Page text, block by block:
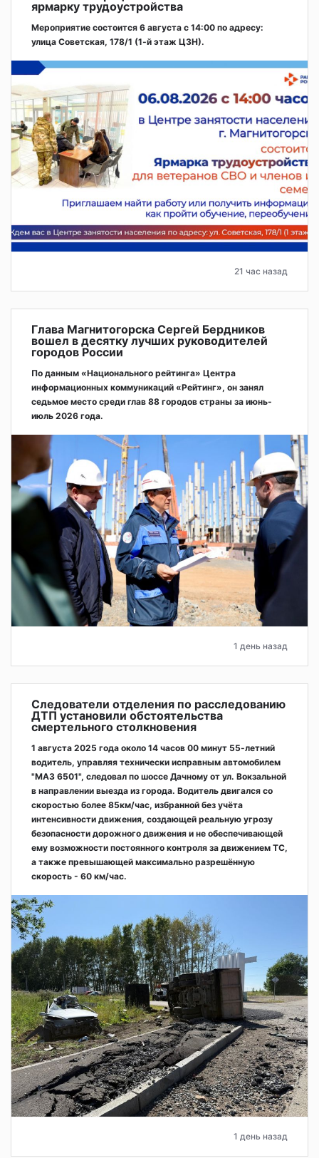
ярмарку трудоустройства
Мероприятие состоится 6 августа с 14:00 по адресу:
улица Советская, 178/1 (1‑й этаж ЦЗН).
21 час назад
Глава Магнитогорска Сергей Бердников
вошел в десятку лучших руководителей
городов России
По данным «Национального рейтинга» Центра
информационных коммуникаций «Рейтинг», он занял
седьмое место среди глав 88 городов страны за июнь-
июль 2026 года.
1 день назад
Следователи отделения по расследованию
ДТП установили обстоятельства
смертельного столкновения
1 августа 2025 года около 14 часов 00 минут 55-летний
водитель, управляя технически исправным автомобилем
"МАЗ 6501", следовал по шоссе Дачному от ул. Вокзальной
в направлении выезда из города. Водитель двигался со
скоростью более 85км/час, избранной без учёта
интенсивности движения, создающей реальную угрозу
безопасности дорожного движения и не обеспечивающей
ему возможности постоянного контроля за движением ТС,
а также превышающей максимально разрешённую
скорость - 60 км/час.
1 день назад